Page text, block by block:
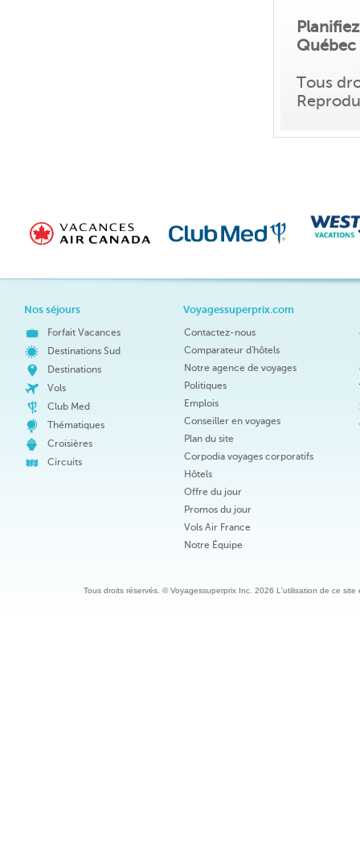
Tous
Nos séjours
Forfait Vacances
Destinations Sud
Destinations
Vols
Club Med
Thématiques
Croisières
Circuits
Voyagessuperprix.com
Contactez-nous
Comparateur d'hôtels
Notre agence de voyages
Politiques
Emplois
Conseiller en voyages
Plan du site
Corpodia voyages corporatifs
Hôtels
Offre du jour
Promos du jour
Vols Air France
Notre Équipe
Tous droits réservés. © Voyagessuperprix Inc. 2026 L'utilisation de ce